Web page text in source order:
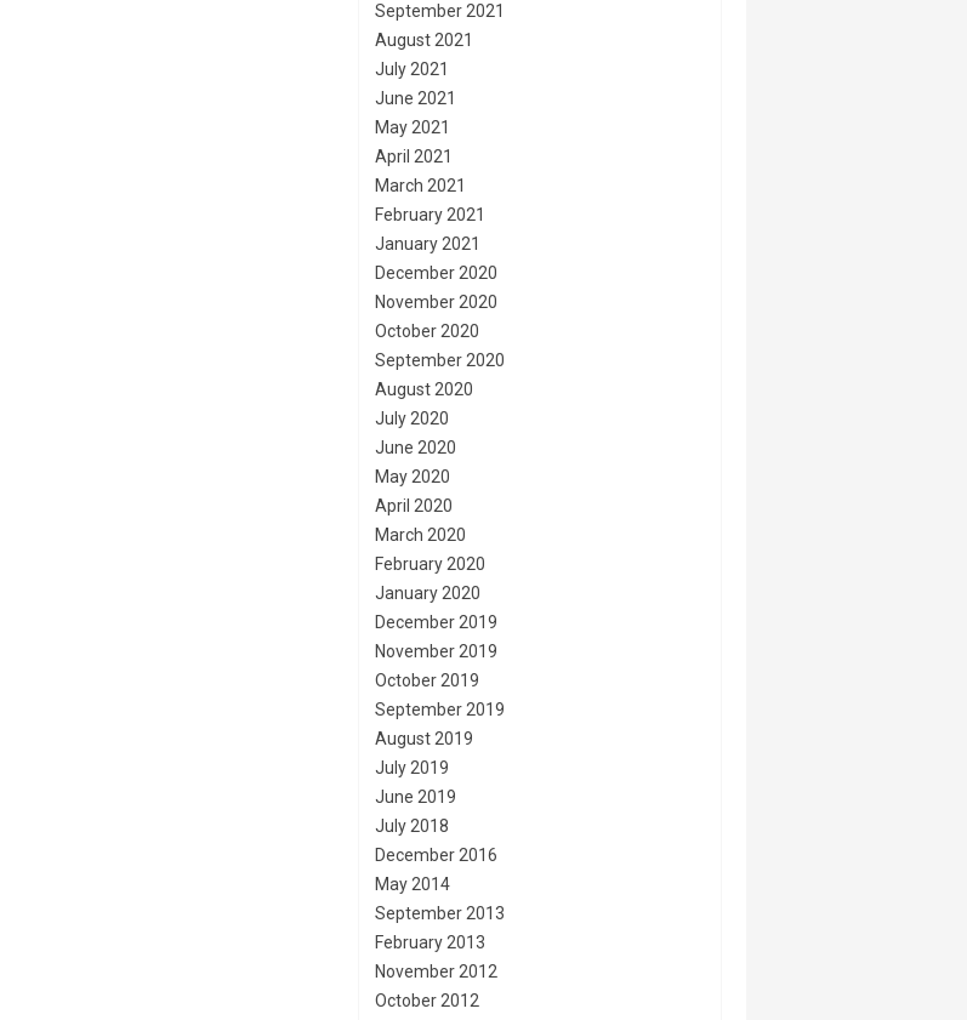
September 2021
August 2021
July 2021
June 2021
May 2021
April 2021
March 2021
February 2021
January 2021
December 2020
November 2020
October 2020
September 2020
August 2020
July 2020
June 2020
May 2020
April 2020
March 2020
February 2020
January 2020
December 2019
November 2019
October 2019
September 2019
August 2019
July 2019
June 2019
July 2018
December 2016
May 2014
September 2013
February 2013
November 2012
October 2012